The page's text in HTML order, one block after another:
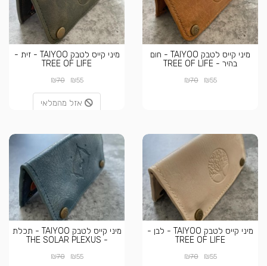
מיני קייס לטבק TAIYOO - חום
בהיר - TREE OF LIFE
₪55
₪70
מיני קייס לטבק TAIYOO - זית -
TREE OF LIFE
₪55
₪70
אזל מהמלאי
מיני קייס לטבק TAIYOO - לבן -
TREE OF LIFE
₪55
₪70
מיני קייס לטבק TAIYOO - תכלת
- THE SOLAR PLEXUS
₪55
₪70